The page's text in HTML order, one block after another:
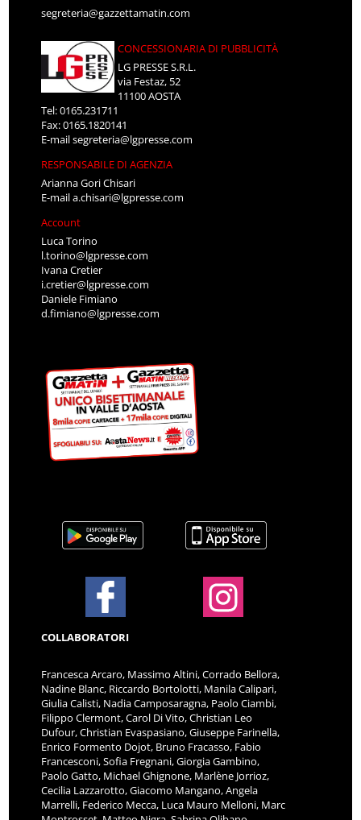
segreteria@gazzettamatin.com
CONCESSIONARIA DI PUBBLICITÀ
LG PRESSE S.R.L.
via Festaz, 52
11100 AOSTA
Tel: 0165.231711
Fax: 0165.1820141
E-mailsegreteria@lgpresse.com
RESPONSABILE DI AGENZIA
Arianna Gori Chisari
E-maila.chisari@lgpresse.com
Account
Luca Torino
l.torino@lgpresse.com
Ivana Cretier
i.cretier@lgpresse.com
Daniele Fimiano
d.fimiano@lgpresse.com
COLLABORATORI
Francesca Arcaro, Massimo Altini, Corrado Bellora,
Nadine Blanc, Riccardo Bortolotti, Manila Calipari,
Giulia Calisti, Nadia Camposaragna, Paolo Ciambi,
Filippo Clermont, Carol Di Vito, Christian Leo
Dufour, Christian Evaspasiano, Giuseppe Farinella,
Enrico Formento Dojot, Bruno Fracasso, Fabio
Francesconi, Sofia Fregnani, Giorgia Gambino,
Paolo Gatto, Michael Ghignone, Marlène Jorrioz,
Cecilia Lazzarotto, Giacomo Mangano, Angela
Marrelli, Federico Mecca, Luca Mauro Melloni, Marc